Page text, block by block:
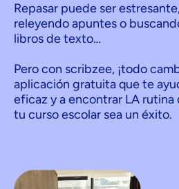
Repasar puede ser
releyendo apuntes o
libros de texto…
Pero con scribzee, ¡todo
aplicación gratuita que te
eficaz y a encontrar LA rutina
tu curso escolar sea un éxito.